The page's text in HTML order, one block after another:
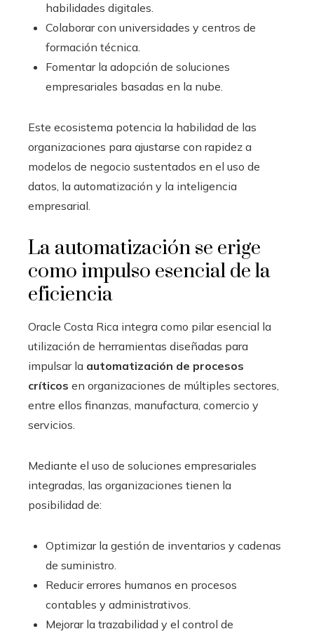
habilidades digitales.
Colaborar con universidades y centros de
formación técnica.
Fomentar la adopción de soluciones
empresariales basadas en la nube.
Este ecosistema potencia la habilidad de las
organizaciones para ajustarse con rapidez a
modelos de negocio sustentados en el uso de
datos, la automatización y la inteligencia
empresarial.
La automatización se erige
como impulso esencial de la
eficiencia
Oracle Costa Rica integra como pilar esencial la
utilización de herramientas diseñadas para
impulsar la automatización de procesos
críticos en organizaciones de múltiples sectores,
entre ellos finanzas, manufactura, comercio y
servicios.
Mediante el uso de soluciones empresariales
integradas, las organizaciones tienen la
posibilidad de:
Optimizar la gestión de inventarios y cadenas
de suministro.
Reducir errores humanos en procesos
contables y administrativos.
Mejorar la trazabilidad y el control de